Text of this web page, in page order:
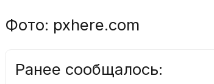
Фото: pxhere.com
Ранее сообщалось: